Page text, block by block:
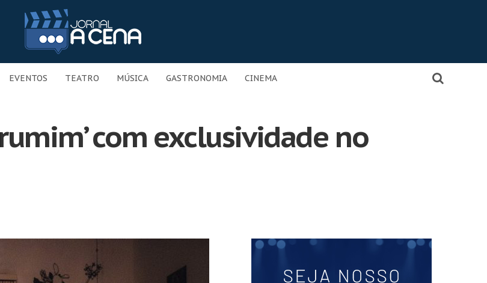
EVENTOS TEATRO MÚSICA GASTRONOMIA CINEMA
com exclusividade no